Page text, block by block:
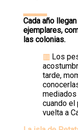
▂▂▂▂
Cada año
ejemplares,
las colonias.
▥ Los
tarde,
mediados
cuando el
vuelta a